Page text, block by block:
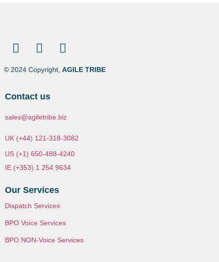
© 2024 Copyright, AGILE TRIBE
Contact us
sales@agiletribe.biz
UK (+44) 121-318-3082
US (+1) 650-488-4240
IE (+353) 1 254 9634
Our Services
Dispatch Services
BPO Voice Services
BPO NON-Voice Services